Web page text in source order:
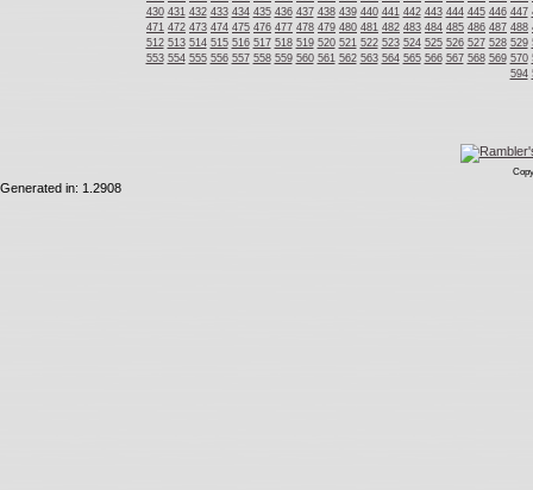
430 431 432 433 434 435 436 437 438 439 440 441 442 443 444 445 446 447
471 472 473 474 475 476 477 478 479 480 481 482 483 484 485 486 487 488
512 513 514 515 516 517 518 519 520 521 522 523 524 525 526 527 528 529
553 554 555 556 557 558 559 560 561 562 563 564 565 566 567 568 569 570
594
Generated in: 1.2908